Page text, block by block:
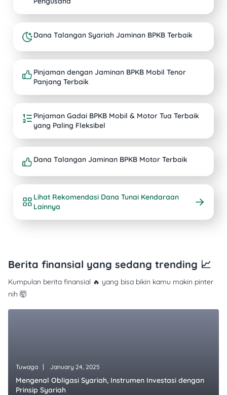
Dana Talangan Syariah Jaminan BPKB Terbaik
Pinjaman dengan Jaminan BPKB Mobil Tenor
Panjang Terbaik
Pinjaman Gadai BPKB Mobil & Motor Tua Terbaik
yang Paling Fleksibel
Dana Talangan Jaminan BPKB Motor Terbaik
Lihat Rekomendasi Dana Tunai Kendaraan
Lainnya
Berita finansial yang sedang trending 📈
Kumpulan berita finansial 🔥 yang bisa bikin kamu makin pinter
nih 🤯
Tuwaga January 24, 2025
Mengenal Obligasi Syariah, Instrumen Investasi dengan
Prinsip Syariah